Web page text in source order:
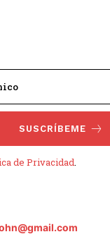
SUSCRÍBEME
de Privacidad.